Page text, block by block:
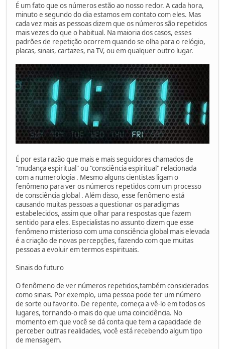
É um fato que os números estão ao nosso redor. A cada hora,
minuto e segundo do dia estamos em contato com eles. Mas
cada vez mais as pessoas dizem que os números são repetidos
mais vezes do que o habitual. Na maioria dos casos, esses
padrões de repetição ocorrem quando se olha para o relógio,
placas, sinais, cartazes, na TV, ou em qualquer outro lugar.
É por esta razão que mais e mais seguidores chamados de
"mudança espiritual" ou "consciência espiritual" relacionada
com a numerologia . Mesmo alguns cientistas ligam o
fenômeno para ver os números repetidos com um processo
de consciência global . Além disso, esse fenômeno está
causando muitas pessoas a questionar os paradigmas
estabelecidos, assim que olhar para respostas que fazem
sentido para eles. Especialistas no assunto dizem que esse
fenômeno misterioso com uma consciência global mais elevada
é a criação de novas percepções, fazendo com que muitas
pessoas a evoluir em termos espirituais.
Sinais do futuro
O fenômeno de ver números repetidos,também considerados
como sinais. Por exemplo, uma pessoa pode ter um número
de sorte ou favorito. De repente, começa a vê-lo em todos os
lugares, tornando-o mais do que uma coincidência. No
momento em que você se dá conta que tem a capacidade de
perceber outras realidades, você está recebendo algum tipo
de mensagem.